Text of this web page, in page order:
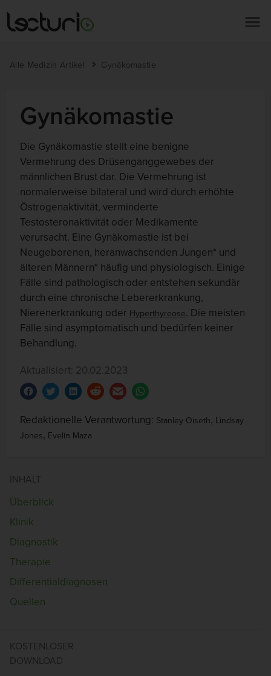
Alle Medizin Artikel Gynäkomastie
Gynäkomastie
Die Gynäkomastie stellt eine benigne
Vermehrung des Drüsenganggewebes der
männlichen Brust dar. Die Vermehrung ist
normalerweise bilateral und wird durch erhöhte
Östrogenaktivität, verminderte
Testosteronaktivität oder Medikamente
verursacht. Eine Gynäkomastie ist bei
Neugeborenen, heranwachsenden Jungen* und
älteren Männern* häufig und physiologisch. Einige
Fälle sind pathologisch oder entstehen sekundär
durch eine chronische Lebererkrankung,
Nierenerkrankung oder Hyperthyreose. Die meisten
Fälle sind asymptomatisch und bedürfen keiner
Behandlung.
Aktualisiert: 20.02.2023
Redaktionelle Verantwortung: Stanley Oiseth, Lindsay
Jones, Evelin Maza
INHALT
Überblick
Klinik
Diagnostik
Therapie
Differentialdiagnosen
Quellen
KOSTENLOSER
DOWNLOAD